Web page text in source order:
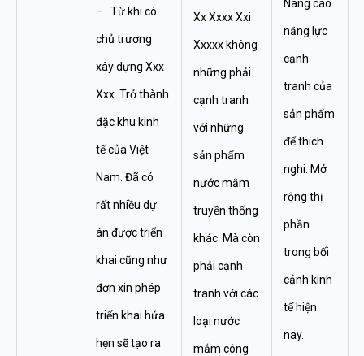
– Từ khi có
chủ trương
xây dựng Xxx
Xxx. Trở thành
đặc khu kinh
tế của Việt
Nam. Đã có
rất nhiều dự
án được triển
khai cũng như
đơn xin phép
triển khai hứa
hẹn sẽ tạo ra
Xx Xxxx Xxi
Xxxxx không
những phải
cạnh tranh
với những
sản phẩm
nước mắm
truyền thống
khác. Mà còn
phải cạnh
tranh với các
loại nước
mắm công
Nâng cao
năng lực
cạnh
tranh của
sản phẩm
để thích
nghi. Mở
rộng thị
phần
trong bối
cảnh kinh
tế hiện
nay.